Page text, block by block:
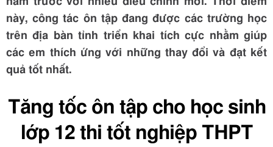
này, công tác ôn tập đang được các trường học
trên địa bàn tỉnh triển khai tích cực nhằm giúp
các em thích ứng với những thay đổi và đạt kết
quả tốt nhất.
Tăng tốc ôn tập cho học sinh
lớp 12 thi tốt nghiệp THPT